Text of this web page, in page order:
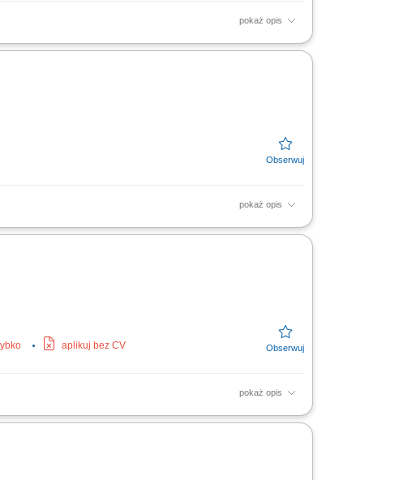
pokaż opis
Organizowanie prezentacji nieruchomości i
pokaż opis
szkoleń (podstawowych i zaawansowanych).
aplikuj bez CV
pokaż opis
i okolic. Prezentowanie nieruchomości